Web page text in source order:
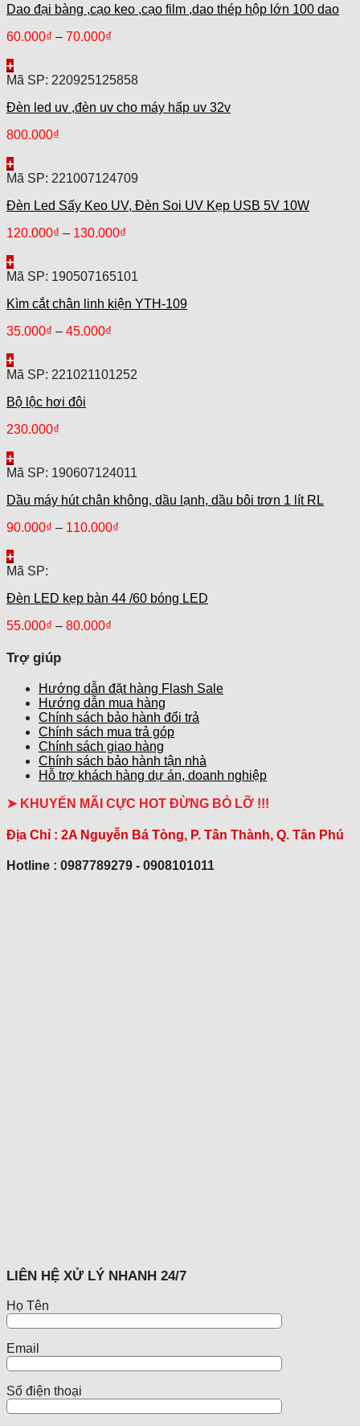
Dao đại bàng ,cạo keo ,cạo film ,dao thép hộp lớn 100 dao
60.000₫ – 70.000₫
+
Mã SP: 220925125858
Đèn led uv ,đèn uv cho máy hấp uv 32v
800.000₫
+
Mã SP: 221007124709
Đèn Led Sấy Keo UV, Đèn Soi UV Kẹp USB 5V 10W
120.000₫ – 130.000₫
+
Mã SP: 190507165101
Kìm cắt chân linh kiện YTH-109
35.000₫ – 45.000₫
+
Mã SP: 221021101252
Bộ lộc hơi đôi
230.000₫
+
Mã SP: 190607124011
Dầu máy hút chân không, dầu lạnh, dầu bôi trơn 1 lít RL
90.000₫ – 110.000₫
+
Mã SP:
Đèn LED kẹp bàn 44 /60 bóng LED
55.000₫ – 80.000₫
Trợ giúp
Hướng dẫn đặt hàng Flash Sale
Hướng dẫn mua hàng
Chính sách bảo hành đổi trả
Chính sách mua trả góp
Chính sách giao hàng
Chính sách bảo hành tận nhà
Hỗ trợ khách hàng dự án, doanh nghiệp
➤ KHUYẾN MÃI CỰC HOT ĐỪNG BỎ LỠ !!!
Địa Chỉ : 2A Nguyễn Bá Tòng, P. Tân Thành, Q. Tân Phú
Hotline : 0987789279 - 0908101011
LIÊN HỆ XỬ LÝ NHANH 24/7
Họ Tên
Email
Số điện thoại